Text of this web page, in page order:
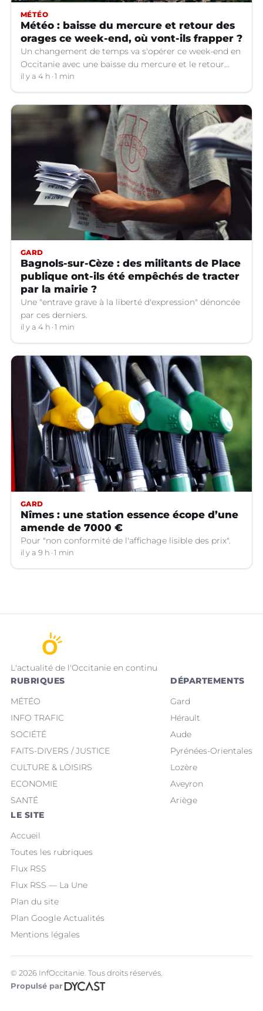
MÉTÉO
Météo : baisse du mercure et retour des
orages ce week-end, où vont-ils frapper ?
Un changement de temps va s'opérer ce week-end en
Occitanie avec une baisse du mercure et le retour
d'orages dans certains départements.
il y a 4 h 1 min
GARD
Bagnols-sur-Cèze : des militants de Place
publique ont-ils été empêchés de tracter
par la mairie ?
Une "entrave grave à la liberté d'expression" dénoncée
par ces derniers.
il y a 4 h 1 min
GARD
Nîmes : une station essence écope d’une
amende de 7000 €
Pour "non conformité de l'affichage lisible des prix".
il y a 9 h 1 min
L'actualité de l'Occitanie en continu
RUBRIQUES
MÉTÉO
INFO TRAFIC
SOCIÉTÉ
FAITS-DIVERS / JUSTICE
CULTURE & LOISIRS
ECONOMIE
SANTÉ
DÉPARTEMENTS
Gard
Hérault
Aude
Pyrénées-Orientales
Lozère
Aveyron
Ariège
LE SITE
Accueil
Toutes les rubriques
Flux RSS
Flux RSS — La Une
Plan du site
Plan Google Actualités
Mentions légales
© 2026 InfOccitanie. Tous droits réservés.
Propulsé par